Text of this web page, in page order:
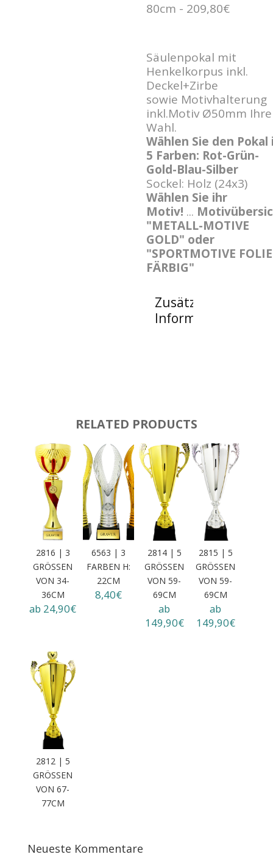
80cm - 209,80€
Säulenpokal mit
Henkelkorpus inkl.
Deckel+Zirbe
sowie Motivhalterung
inkl.Motiv Ø50mm
Wahl.
Wählen Sie den Pokal
5 Farben: Rot-Grün-
Gold-Blau-Silber
Sockel: Holz (24x3)
Wählen Sie ihr
Motiv! ...
"METALL-MOTIVE
GOLD" oder
"SPORTMOTIVE FOLIE
FÄRBIG"
Zusätzliche
Informationen
RELATED PRODUCTS
2816 | 3
GRÖSSEN
VON 34-3
6CM
ab 24,90€
6563 | 3
FARBEN H:
22CM
8,40€
2814 | 5
GRÖSSEN V
ON 59-6
9CM
ab
149,90€
2815 | 5
GRÖSSEN V
ON 59-6
9CM
ab
149,90€
2812 | 5
GRÖSSEN V
ON 67-7
7CM
Neueste Kommentare